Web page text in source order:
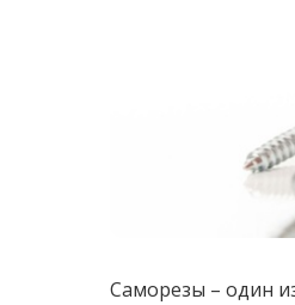
Саморезы – один